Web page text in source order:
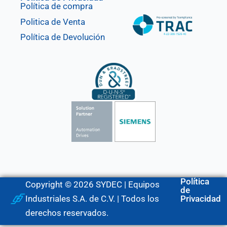
Política de compra
Politica de Venta
Política de Devolución
Copyright © 2026 SYDEC | Equipos
Industriales S.A. de C.V. | Todos los
derechos reservados.
Política
de
Privacidad